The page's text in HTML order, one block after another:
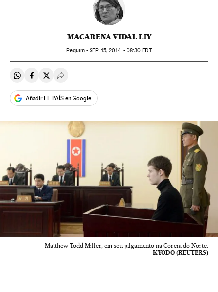
MACARENA VIDAL LIY
Pequim -SEP 15, 2014 - 08:30 EDT
Compartir en Whatsapp
Compartir en Facebook
Compartir en Twitter
Desplegar Redes Sociales
Añadir EL PAÍS en Google
Matthew Todd Miller, em seu julgamento na Coreia do Norte.
KYODO (REUTERS)